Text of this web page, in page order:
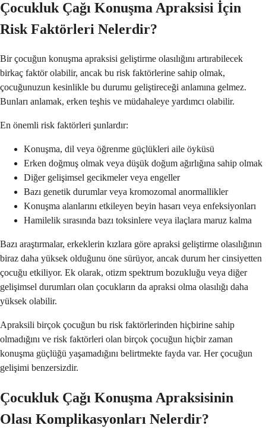
Çocukluk Çağı Konuşma Apraksisi İçin
Risk Faktörleri Nelerdir?
Bir çocuğun konuşma apraksisi geliştirme olasılığını artırabilecek
birkaç faktör olabilir, ancak bu risk faktörlerine sahip olmak,
çocuğunuzun kesinlikle bu durumu geliştireceği anlamına gelmez.
Bunları anlamak, erken teşhis ve müdahaleye yardımcı olabilir.
En önemli risk faktörleri şunlardır:
Konuşma, dil veya öğrenme güçlükleri aile öyküsü
Erken doğmuş olmak veya düşük doğum ağırlığına sahip olmak
Diğer gelişimsel gecikmeler veya engeller
Bazı genetik durumlar veya kromozomal anormallikler
Konuşma alanlarını etkileyen beyin hasarı veya enfeksiyonları
Hamilelik sırasında bazı toksinlere veya ilaçlara maruz kalma
Bazı araştırmalar, erkeklerin kızlara göre apraksi geliştirme olasılığının
biraz daha yüksek olduğunu öne sürüyor, ancak durum her cinsiyetten
çocuğu etkiliyor. Ek olarak, otizm spektrum bozukluğu veya diğer
gelişimsel durumları olan çocukların da apraksi olma olasılığı daha
yüksek olabilir.
Apraksili birçok çocuğun bu risk faktörlerinden hiçbirine sahip
olmadığını ve risk faktörleri olan birçok çocuğun hiçbir zaman
konuşma güçlüğü yaşamadığını belirtmekte fayda var. Her çocuğun
gelişimi benzersizdir.
Çocukluk Çağı Konuşma Apraksisinin
Olası Komplikasyonları Nelerdir?